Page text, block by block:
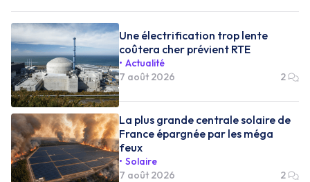
Une électrification trop lente
coûtera cher prévient RTE
Actualité
7 août 2026
2
La plus grande centrale solaire de
France épargnée par les méga
feux
Solaire
7 août 2026
2